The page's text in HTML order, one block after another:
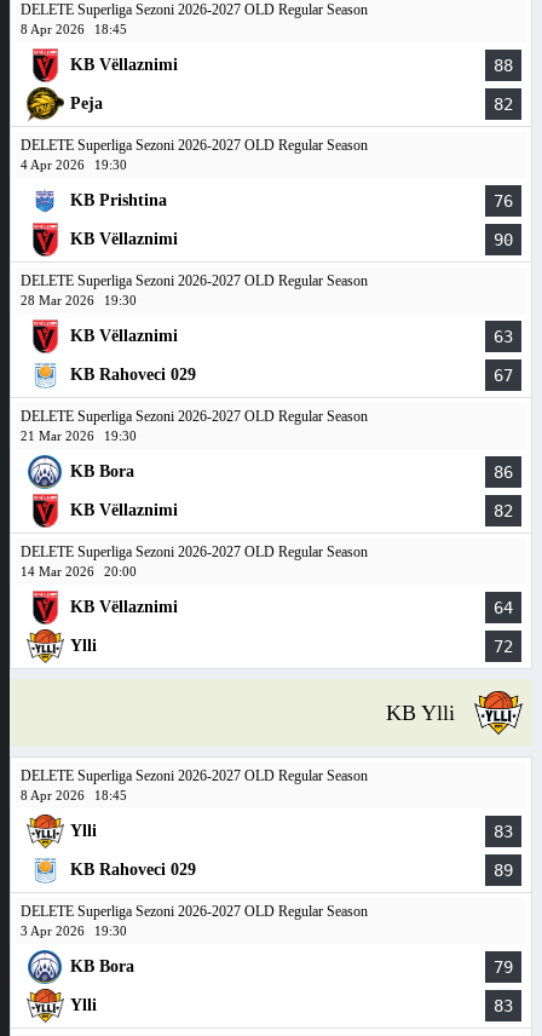
DELETE Superliga Sezoni 2026-2027 OLD Regular Season
8 Apr 2026 18:45
KB Vëllaznimi 88
Peja 82
DELETE Superliga Sezoni 2026-2027 OLD Regular Season
4 Apr 2026 19:30
KB Prishtina 76
KB Vëllaznimi 90
DELETE Superliga Sezoni 2026-2027 OLD Regular Season
28 Mar 2026 19:30
KB Vëllaznimi 63
KB Rahoveci 029 67
DELETE Superliga Sezoni 2026-2027 OLD Regular Season
21 Mar 2026 19:30
KB Bora 86
KB Vëllaznimi 82
DELETE Superliga Sezoni 2026-2027 OLD Regular Season
14 Mar 2026 20:00
KB Vëllaznimi 64
Ylli 72
KB Ylli
DELETE Superliga Sezoni 2026-2027 OLD Regular Season
8 Apr 2026 18:45
Ylli 83
KB Rahoveci 029 89
DELETE Superliga Sezoni 2026-2027 OLD Regular Season
3 Apr 2026 19:30
KB Bora 79
Ylli 83